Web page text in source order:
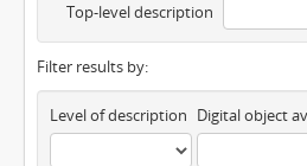
Top-level description
Filter results by:
Level of description